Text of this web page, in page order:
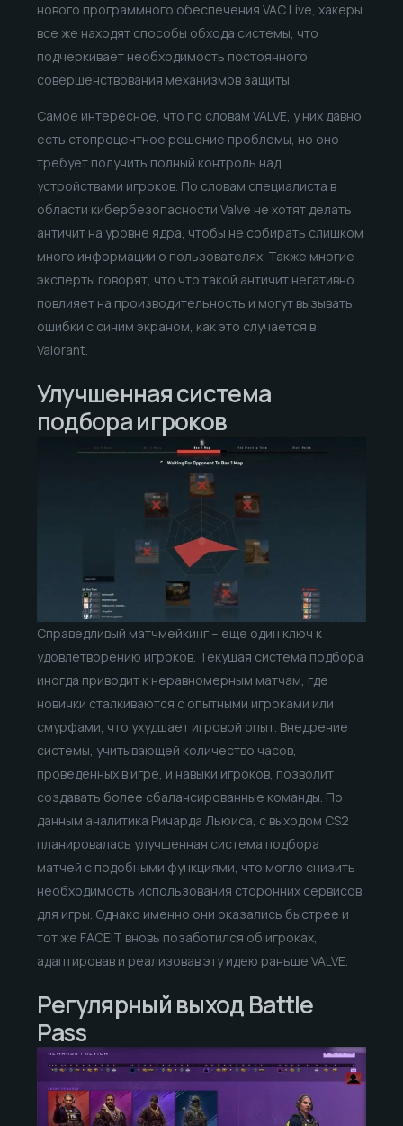
нового программного обеспечения VAC Live, хакеры
все же находят способы обхода системы, что
подчеркивает необходимость постоянного
совершенствования механизмов защиты.
Самое интересное, что по словам VALVE, у них давно
есть стопроцентное решение проблемы, но оно
требует получить полный контроль над
устройствами игроков. По словам специалиста в
области кибербезопасности Valve не хотят делать
античит на уровне ядра, чтобы не собирать слишком
много информации о пользователях. Также многие
эксперты говорят, что что такой античит негативно
повлияет на производительность и могут вызывать
ошибки с синим экраном, как это случается в
Valorant.
Улучшенная система
подбора игроков
Справедливый матчмейкинг – еще один ключ к
удовлетворению игроков. Текущая система подбора
иногда приводит к неравномерным матчам, где
новички сталкиваются с опытными игроками или
смурфами, что ухудшает игровой опыт. Внедрение
системы, учитывающей количество часов,
проведенных в игре, и навыки игроков, позволит
создавать более сбалансированные команды. По
данным аналитика Ричарда Льюиса, с выходом CS2
планировалась улучшенная система подбора
матчей с подобными функциями, что могло снизить
необходимость использования сторонних сервисов
для игры. Однако именно они оказались быстрее и
тот же FACEIT вновь позаботился об игроках,
адаптировав и реализовав эту идею раньше VALVE.
Регулярный выход Battle
Pass